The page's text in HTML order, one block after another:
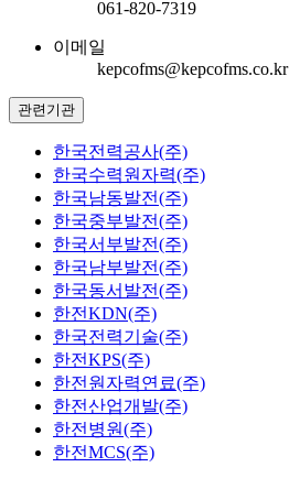
061-820-7319
이메일
kepcofms@kepcofms.co.kr
관련기관
한국전력공사(주)
한국수력원자력(주)
한국남동발전(주)
한국중부발전(주)
한국서부발전(주)
한국남부발전(주)
한국동서발전(주)
한전KDN(주)
한국전력기술(주)
한전KPS(주)
한전원자력연료(주)
한전산업개발(주)
한전병원(주)
한전MCS(주)